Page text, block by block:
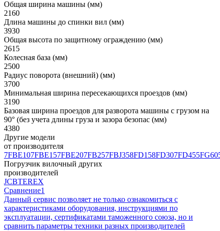
Общая ширина машины (мм)
2160
Длина машины до спинки вил (мм)
3930
Общая высота по защитному ограждению (мм)
2615
Колесная база (мм)
2500
Радиус поворота (внешний) (мм)
3700
Минимальная ширина пересекающихся проездов (мм)
3190
Базовая ширина проездов для разворота машины с грузом на
90° (без учета длины груза и зазора безопас (мм)
4380
Другие модели
от производителя
7FBE107FBE157FBE207FB257FBJ358FD158FD307FD455FG60
Погрузчик вилочный других
производителей
JCBTEREX
Сравнение1
Данный сервис позволяет не только ознакомиться с
характеристиками оборудования, инструкциями по
эксплуатации, сертификатами таможенного союза, но и
сравнить параметры техники разных производителей